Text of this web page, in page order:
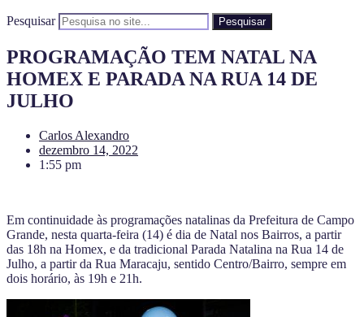
Pesquisar Pesquisar
PROGRAMAÇÃO TEM NATAL NA
HOMEX E PARADA NA RUA 14 DE
JULHO
Carlos Alexandro
dezembro 14, 2022
1:55 pm
Em continuidade às programações natalinas da Prefeitura de Campo
Grande, nesta quarta-feira (14) é dia de Natal nos Bairros, a partir
das 18h na Homex, e da tradicional Parada Natalina na Rua 14 de
Julho, a partir da Rua Maracaju, sentido Centro/Bairro, sempre em
dois horário, às 19h e 21h.